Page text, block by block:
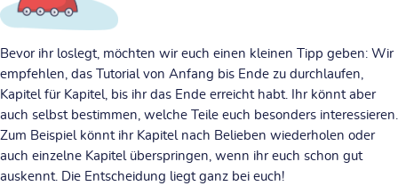
Bevor ihr loslegt, möchten wir euch einen kleinen Tipp geben: Wir
empfehlen, das Tutorial von Anfang bis Ende zu durchlaufen,
Kapitel für Kapitel, bis ihr das Ende erreicht habt. Ihr könnt aber
auch selbst bestimmen, welche Teile euch besonders interessieren.
Zum Beispiel könnt ihr Kapitel nach Belieben wiederholen oder
auch einzelne Kapitel überspringen, wenn ihr euch schon gut
auskennt. Die Entscheidung liegt ganz bei euch!